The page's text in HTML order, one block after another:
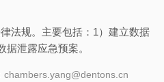
法规。主要包括：1）建立数据
泄露应急预案。
chambers.yang@dentons.cn